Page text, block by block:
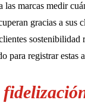
las marcas medir
gracias a sus
sostenibilidad
para registrar estas